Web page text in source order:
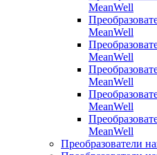
MeanWell
MeanWell
MeanWell
MeanWell
MeanWell
MeanWell
Преобразователи